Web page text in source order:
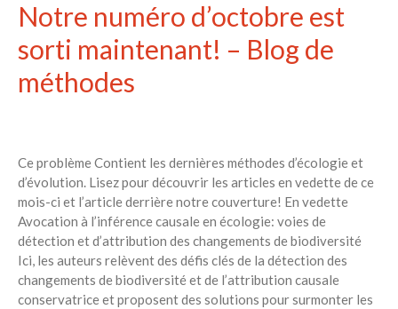
Notre numéro d’octobre est
sorti maintenant! – Blog de
méthodes
Ce problème Contient les dernières méthodes d’écologie et
d’évolution. Lisez pour découvrir les articles en vedette de ce
mois-ci et l’article derrière notre couverture! En vedette
Avocation à l’inférence causale en écologie: voies de
détection et d’attribution des changements de biodiversité
Ici, les auteurs relèvent des défis clés de la détection des
changements de biodiversité et de l’attribution causale
conservatrice et proposent des solutions pour surmonter les